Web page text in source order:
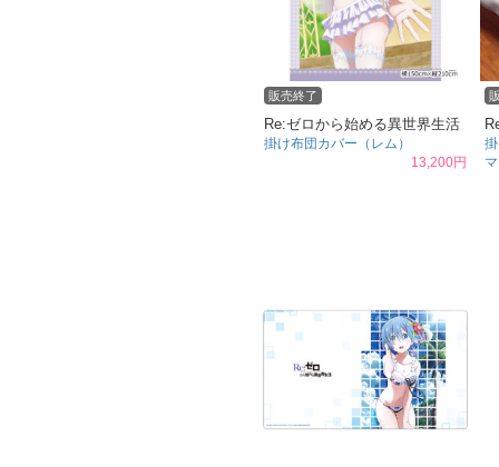
販売終了
Re:ゼロから始める異世界生活
掛け布団カバー（レム）
13,200円